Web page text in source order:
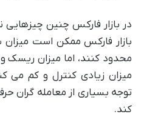
در بازار فارکس چنین
بازار فارکس ممکن است
محدود کنند، اما میزان ریسک
میزان زیادی کنترل و کم
توجه بسیاری از معامله گران
کند.